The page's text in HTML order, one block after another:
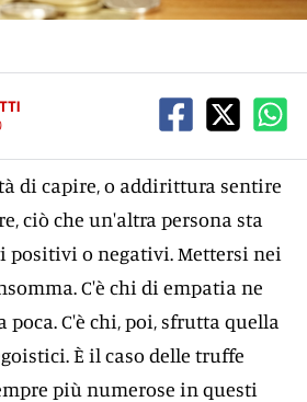
di capire, o addirittura sentire
ciò che un'altra persona sta
positivi o negativi. Mettersi nei
C'è chi di empatia ne
poca. C'è chi, poi, sfrutta quella
È il caso delle truffe
più numerose in questi